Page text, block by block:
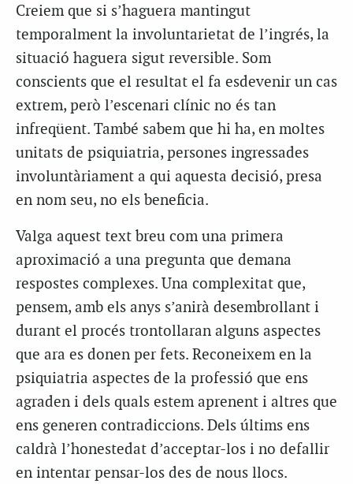
Creiem que si s’haguera mantingut
temporalment la involuntarietat de l’ingrés, la
situació haguera sigut reversible. Som
conscients que el resultat el fa esdevenir un cas
extrem, però l’escenari clínic no és tan
infreqüent. També sabem que hi ha, en moltes
unitats de psiquiatria, persones ingressades
involuntàriament a qui aquesta decisió, presa
en nom seu, no els beneficia.
Valga aquest text breu com una primera
aproximació a una pregunta que demana
respostes complexes. Una complexitat que,
pensem, amb els anys s’anirà desembrollant i
durant el procés trontollaran alguns aspectes
que ara es donen per fets. Reconeixem en la
psiquiatria aspectes de la professió que ens
agraden i dels quals estem aprenent i altres que
ens generen contradiccions. Dels últims ens
caldrà l’honestedat d’acceptar-los i no defallir
en intentar pensar-los des de nous llocs.